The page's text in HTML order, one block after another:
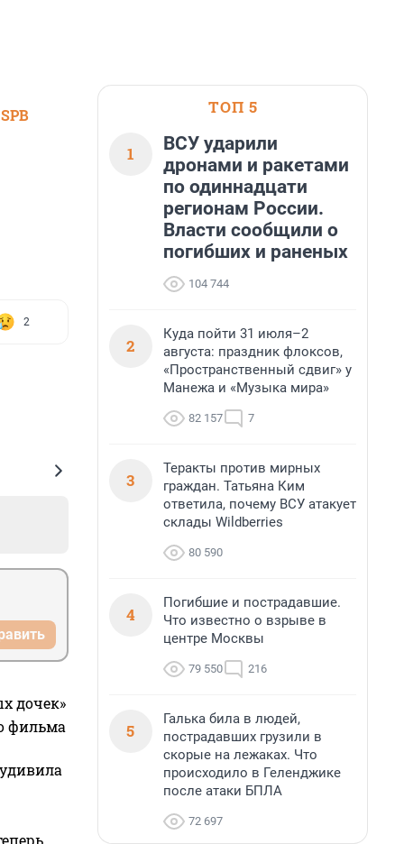
2
дочек»
фильма
ТОП 5
1
ВСУ ударили
дронами и ракетами
по одиннадцати
регионам России.
Власти сообщили о
погибших и раненых
104 744
2
Куда пойти 31 июля–2
августа: праздник флоксов,
«Пространственный сдвиг» у
Манежа и «Музыка мира»
82 157 7
3
Теракты против мирных
граждан. Татьяна Ким
ответила, почему ВСУ атакует
склады Wildberries
80 590
4
Погибшие и пострадавшие.
Что известно о взрыве в
центре Москвы
79 550 216
5
Галька била в людей,
пострадавших грузили в
скорые на лежаках. Что
происходило в Геленджике
после атаки БПЛА
72 697